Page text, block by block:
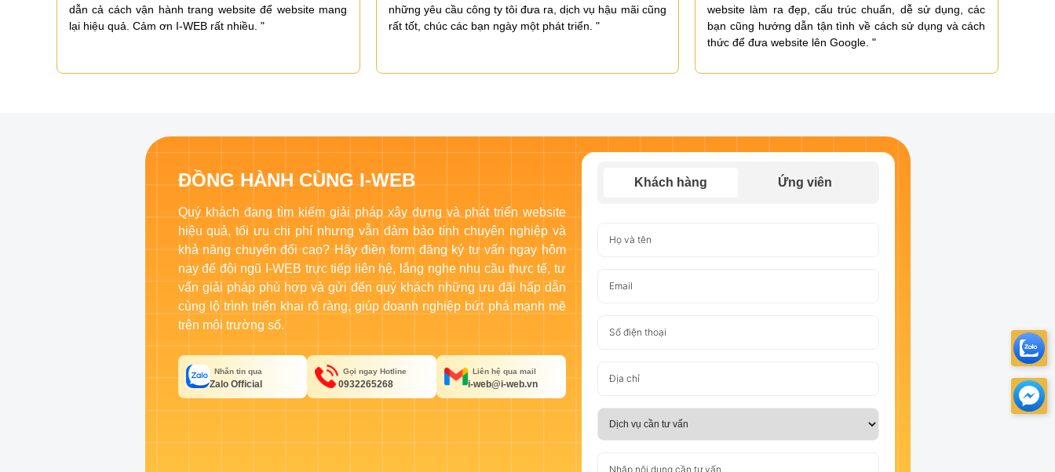
dẫn cả cách vận hành trang website để website mang
lại hiệu quả. Cảm ơn I-WEB rất nhiều. "
những yêu cầu công ty tôi đưa ra, dịch vụ hậu mãi cũng
rất tốt, chúc các bạn ngày một phát triển. "
website làm ra đẹp, cấu trúc chuẩn, dễ sử dụng, các
bạn cũng hướng dẫn tận tình về cách sử dụng và cách
thức để đưa website lên Google. "
ĐỒNG HÀNH CÙNG I-WEB
Quý khách đang tìm kiếm giải pháp xây dựng và phát triển website
hiệu quả, tối ưu chi phí nhưng vẫn đảm bảo tính chuyên nghiệp và
khả năng chuyển đổi cao? Hãy điền form đăng ký tư vấn ngay hôm
nay để đội ngũ I-WEB trực tiếp liên hệ, lắng nghe nhu cầu thực tế, tư
vấn giải pháp phù hợp và gửi đến quý khách những ưu đãi hấp dẫn
cùng lộ trình triển khai rõ ràng, giúp doanh nghiệp bứt phá mạnh mẽ
trên môi trường số.
Nhắn tin qua
Zalo Official
Gọi ngay Hotline
0932265268
Liên hệ qua mail
i-web@i-web.vn
Khách hàng Ứng viên